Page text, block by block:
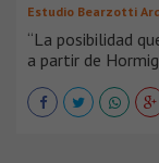
Estudio Bearzotti
“La posibilidad
a partir de